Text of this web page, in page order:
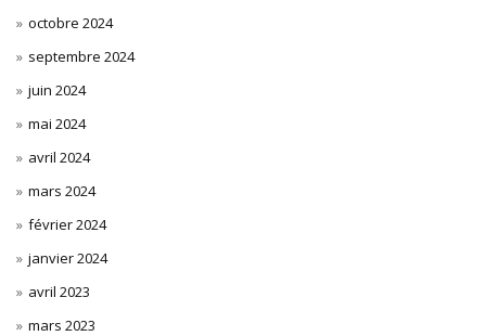
octobre 2024
septembre 2024
juin 2024
mai 2024
avril 2024
mars 2024
février 2024
janvier 2024
avril 2023
mars 2023